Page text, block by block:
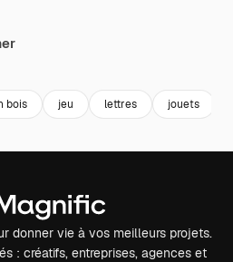
bois jeu lettres jouets
donner vie à vos meilleurs projets.
: créatifs, entreprises, agences et